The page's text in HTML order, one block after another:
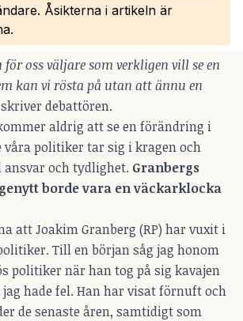
Åsikterna i artikeln är
oss väljare som verkligen vill se en
kan vi rösta på utan att ännu en
skriver debattören.
aldrig att se en förändring i
politiker tar sig i kragen och
ansvar och tydlighet. Granbergs
borde vara en väckarklocka
att Joakim Granberg (RP) har vuxit i
Till en början såg jag honom
politiker när han tog på sig kavajen
hade fel. Han har visat förnuft och
de senaste åren, samtidigt som